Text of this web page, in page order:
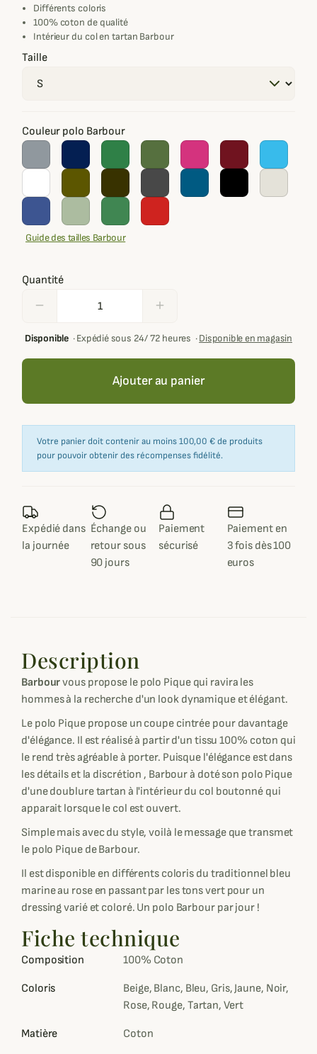
Différents coloris
100% coton de qualité
Intérieur du col en tartan Barbour
Taille
Couleur polo Barbour
Guide des tailles Barbour
Quantité
remove add
Disponible·Expédié sous 24/ 72 heures ·Disponible en magasin
Ajouter au panier
Votre panier doit contenir au moins 100,00 € de produits
pour pouvoir obtenir des récompenses fidélité.
Expédié dans
la journée
Échange ou
retour sous
90 jours
Paiement
sécurisé
Paiement en
3 fois dès 100
euros
Description
Barbourvous propose le polo Pique qui ravira les
hommes à la recherche d'un look dynamique et élégant.
Le polo Pique propose un coupe cintrée pour davantage
d'élégance. Il est réalisé à partir d'un tissu 100% coton qui
le rend très agréable à porter. Puisque l'élégance est dans
les détails et la discrétion , Barbour à doté son polo Pique
d'une doublure tartan à l'intérieur du col boutonné qui
apparait lorsque le col est ouvert.
Simple mais avec du style, voilà le message que transmet
le polo Pique de Barbour.
Il est disponible en différents coloris du traditionnel bleu
marine au rose en passant par les tons vert pour un
dressing varié et coloré. Un polo Barbour par jour !
Fiche technique
Composition 100% Coton
Coloris
Beige, Blanc, Bleu, Gris, Jaune, Noir,
Rose, Rouge, Tartan, Vert
Matière Coton